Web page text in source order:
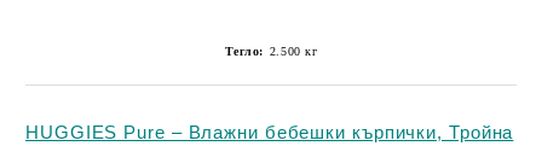
Тегло: 2.500 кг
HUGGIES Pure – Влажни бебешки кърпички, Тройна